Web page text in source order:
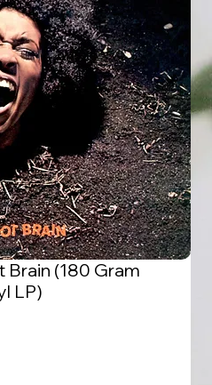
(180 Gram
LP)